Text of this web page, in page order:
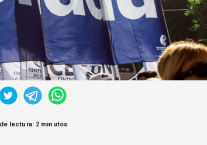
lectura: 2 minutos